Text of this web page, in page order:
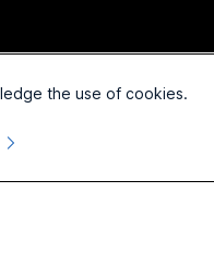
prava pridržana.
the use of cookies.